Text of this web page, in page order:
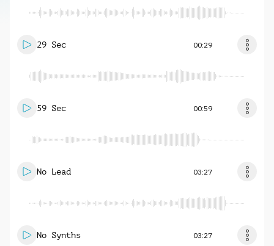
29 Sec 00:29
59 Sec 00:59
No Lead 03:27
No Synths 03:27